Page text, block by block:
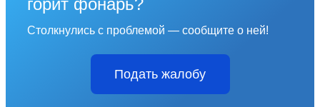
Столкнулись с проблемой — сообщите о ней!
Подать жалобу